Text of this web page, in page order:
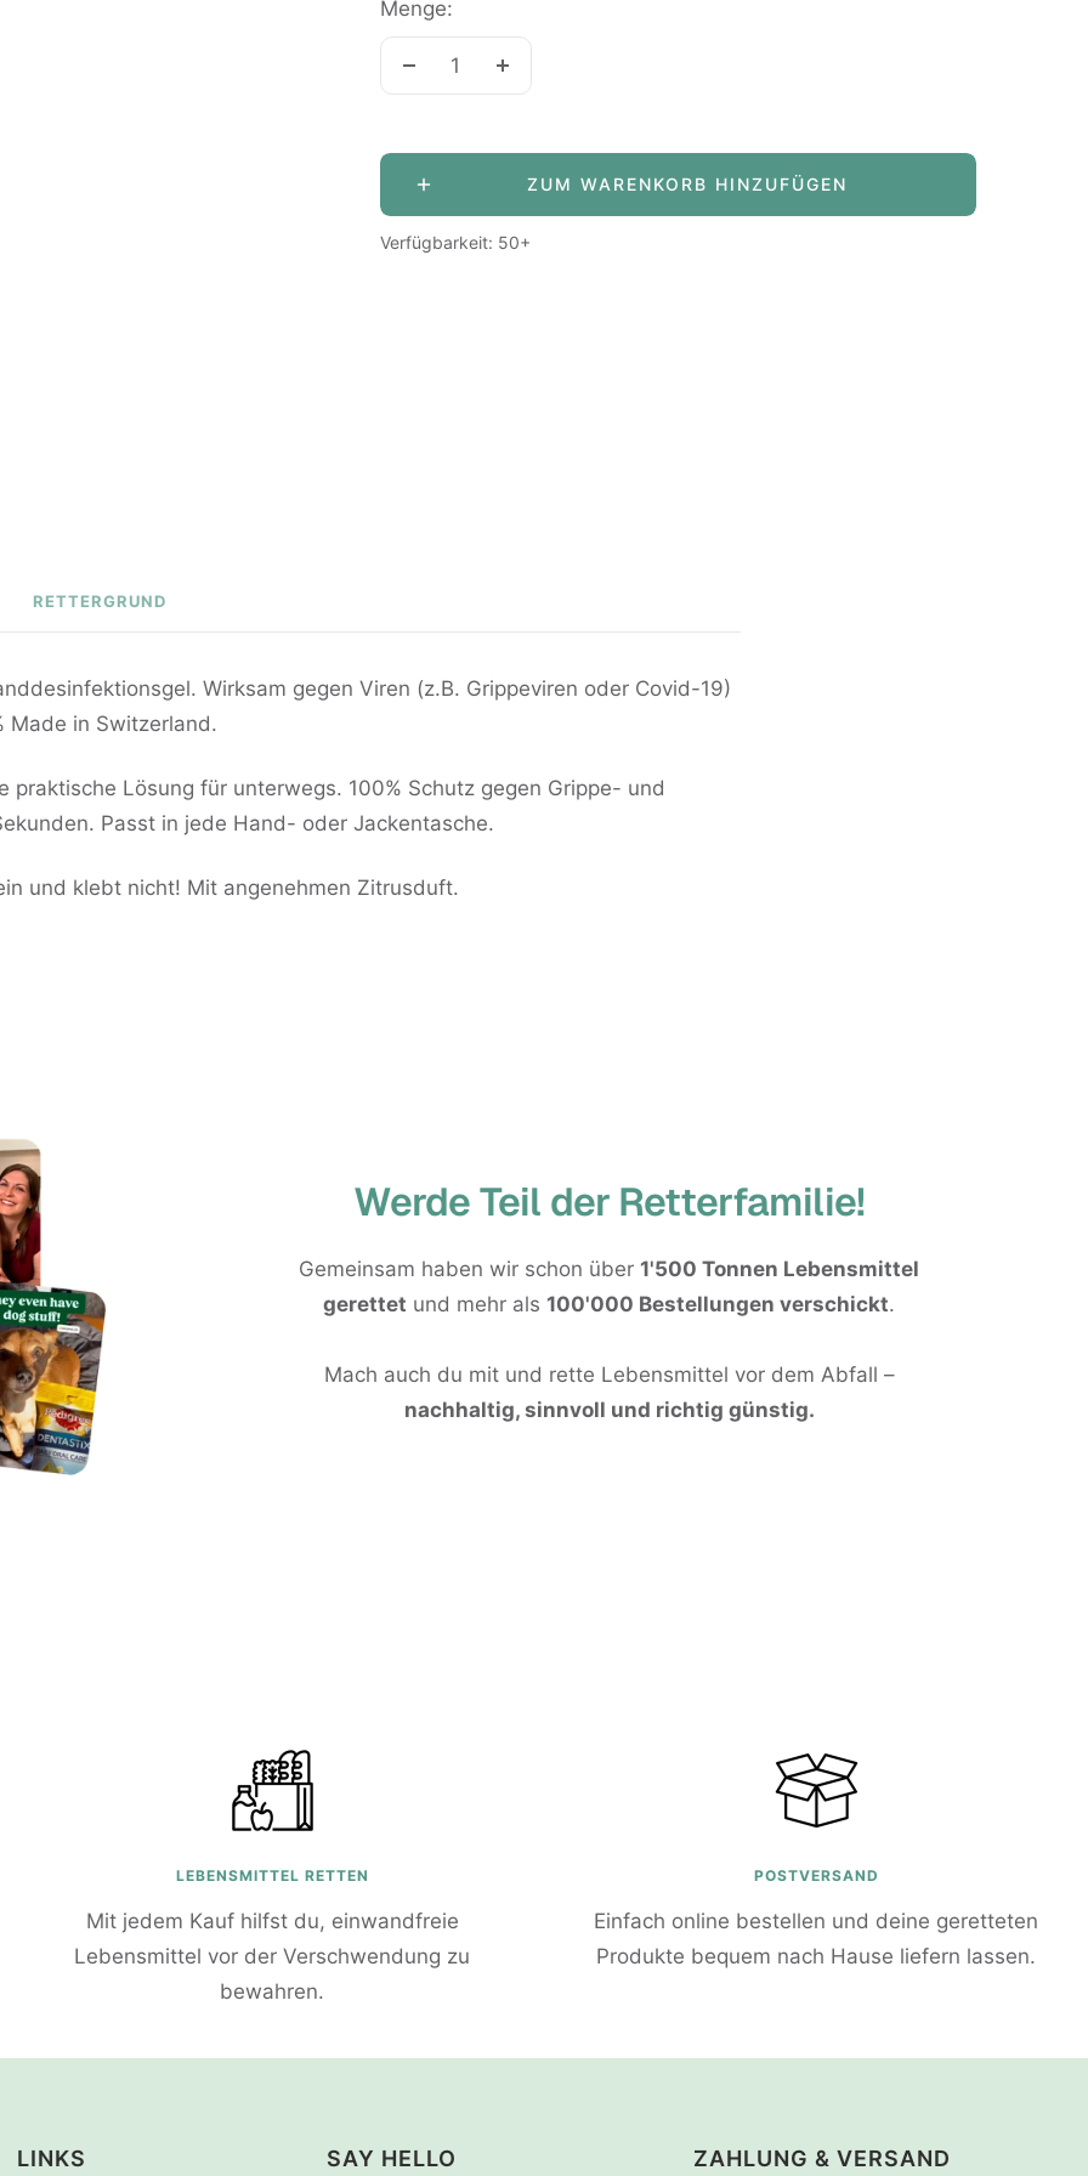
Menge:
Menge
ZUM WARENKORB HINZUFÜGEN
Verfügbarkeit: 50+
RETTERGRUND
Wirksam gegen Viren (z.B. Grippeviren oder Covid-19)
Made in Switzerland.
praktische Lösung für unterwegs. 100% Schutz gegen Grippe- und
Passt in jede Hand- oder Jackentasche.
und klebt nicht! Mit angenehmen Zitrusduft.
Werde Teil der Retterfamilie!
Gemeinsam haben wir schon über 1'500 Tonnen Lebensmittel
gerettet und mehr als 100'000 Bestellungen verschickt.
Mach auch du mit und rette Lebensmittel vor dem Abfall –
nachhaltig, sinnvoll und richtig günstig.
LEBENSMITTEL RETTEN
Mit jedem Kauf hilfst du, einwandfreie
Lebensmittel vor der Verschwendung zu
bewahren.
POSTVERSAND
Einfach online bestellen und deine geretteten
Produkte bequem nach Hause liefern lassen.
LINKS SAY HELLO ZAHLUNG & VERSAND